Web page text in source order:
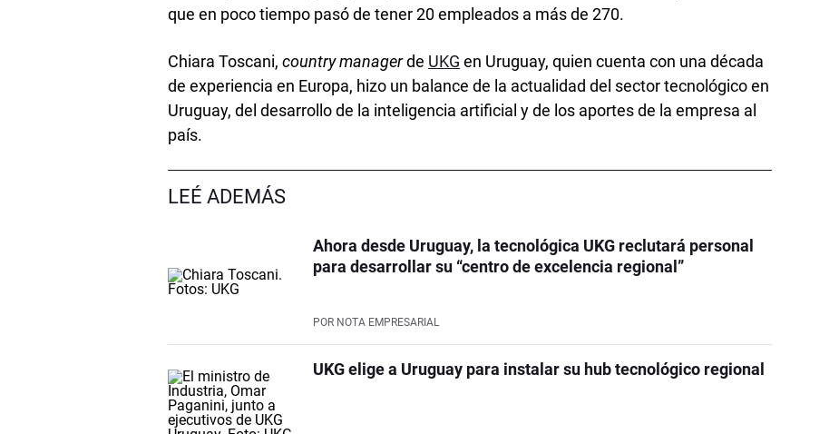
que en poco tiempo pasó de tener 20 empleados a más de 270.
Chiara Toscani,country managerde UKG en Uruguay, quien cuenta con una década
de experiencia en Europa, hizo un balance de la actualidad del sector tecnológico en
Uruguay, del desarrollo de la inteligencia artificial y de los aportes de la empresa al
país.
LEÉ ADEMÁS
Ahora desde Uruguay, la tecnológica UKG reclutará personal
para desarrollar su “centro de excelencia regional”
POR NOTA EMPRESARIAL
UKG elige a Uruguay para instalar su hub tecnológico regional